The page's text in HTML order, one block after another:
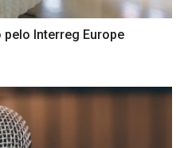
Interreg Europe